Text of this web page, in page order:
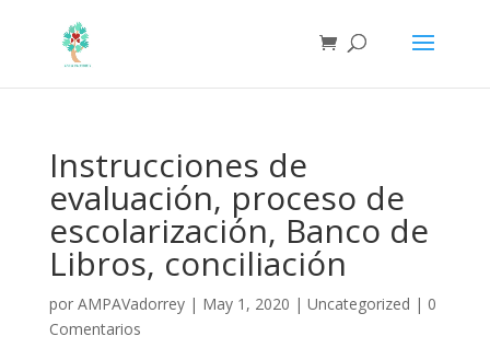
Instrucciones de
evaluación, proceso de
escolarización, Banco de
Libros, conciliación
por AMPAVadorrey| May 1, 2020 | Uncategorized | 0
Comentarios